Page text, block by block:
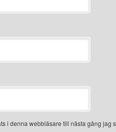
i denna webbläsare till nästa gång jag